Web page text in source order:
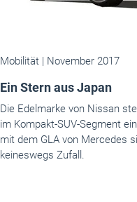
Mobilität | November 2017
Ein Stern aus Japan
Die Edelmarke von Nissan
im Kompakt-SUV-Segment
mit dem GLA von Mercedes
keineswegs Zufall.